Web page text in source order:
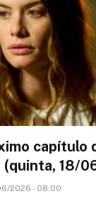
capítulo
(quinta, 18/
2026 - 08:00